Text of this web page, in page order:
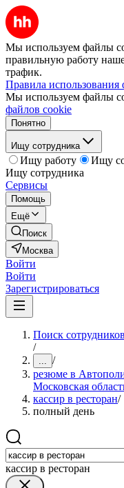
Мы используем файлы
правильную работу
трафик.
Правила использования
Мы используем файлы
файлов cookie
Понятно
Ищу сотрудника
Ищу работу
Ищу
Ищу сотрудника
Сервисы
Помощь
Ещё
Поиск
Москва
Войти
Войти
Зарегистрироваться
Поиск
/
... /
резюме в
Московская
кассир в ресторан/
полный день
кассир в ресторан